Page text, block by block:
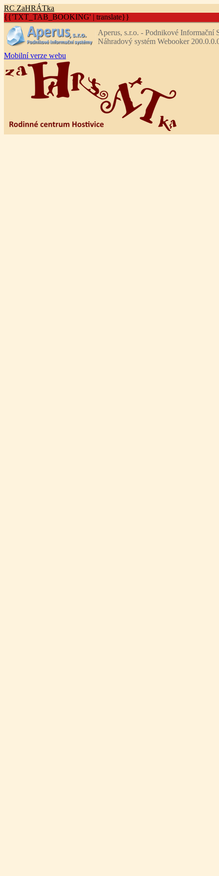
RC ZaHRÁTka
{{'TXT_TAB_BOOKING' | translate}}
Aperus, s.r.o. - Podnikové Informační
Náhradový systém Webooker
Mobilní verze webu